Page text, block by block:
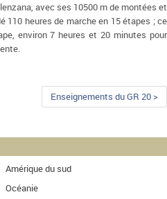
avec ses 10500 m de montées et
110 heures de marche en 15 étapes ; ce
environ 7 heures et 20 minutes pour
Enseignements du GR 20 >
Amérique du sud
Océanie